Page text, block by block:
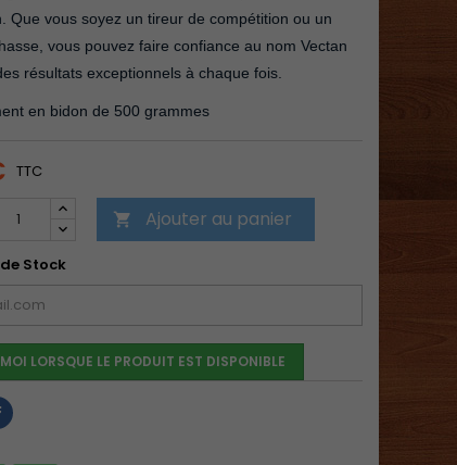
Que vous soyez un tireur de compétition ou un
vous pouvez faire confiance au nom Vectan
résultats exceptionnels à chaque fois.
en bidon de 500 grammes
TTC
 Ajouter au panier
Stock
LORSQUE LE PRODUIT EST DISPONIBLE